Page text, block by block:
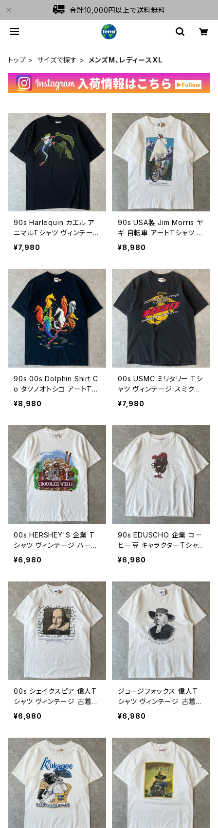
合計10,000円以上で送料無料
トップ サイズで探す メンズM、レディースXL
90s Harlequin カエル ア
ニマルTシャツ ヴィンテー
ジ 蛙 動物 アマガエル 黒
ブラック シングルステッチ
26080606
¥7,980
90s USA製 Jim Morris ヤ
ギ 自転車 アートTシャツ ヴ
ィンテージ シングルステッ
チ アニマル 動物 山 自然
バイク 古着 白 ホワイト 90
年代 ビンテージ M 26080
412
¥8,980
90s 00s Dolphin Shirt C
o タツノオトシゴ アートTシ
ャツ ヴィンテージ 魚 アニマ
ル 動物 発泡プリント カラフ
代 ビンテージ M 2608041
1
¥8,980
00s USMC ミリタリー Tシ
ャツ ヴィンテージ スミクロ
フェード ブラック 黒 米軍
古着 00年代 2000s 2000
206
¥7,980
00s HERSHEY'S 企業 T
シャツ ヴィンテージ ハーシ
ーズ チョコレート キャラク
ター 古着 白 ホワイト 00年
テージ 26080109
¥6,980
90s EDUSCHO 企業 コー
ヒー豆 キャラクターTシャ
ツ ヴィンテージ シングルス
テッチ エドゥショ ドイツ 古
テージ M 26080108
¥6,980
00s シェイクスピア 偉人T
シャツ ヴィンテージ 古着
白 ホワイト シェークスピア
00年代 2000s 2000年代
¥6,980
ジョージフォックス 偉人T
シャツ ヴィンテージ 古着
宗教家 キリスト教 17世紀
ビンテージ M 26073105
¥6,980